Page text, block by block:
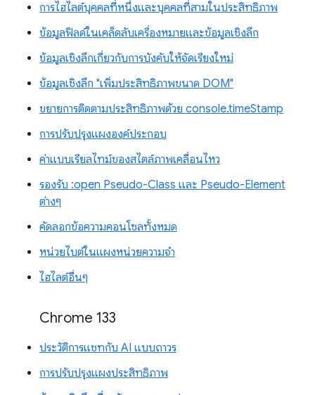
การไฮไลต์บุคคลที่หนึ่งและบุคคลที่สามในประสิทธิภาพ
ข้อมูลฟิลด์ในเคล็ดลับเครื่องหมายและข้อมูลเชิงลึก
ข้อมูลเชิงลึกเกี่ยวกับการบังคับให้จัดเรียงใหม่
ข้อมูลเชิงลึก "เพิ่มประสิทธิภาพขนาด DOM"
ขยายการติดตามประสิทธิภาพด้วย console.timeStamp
การปรับปรุงแผงองค์ประกอบ
ค่าแบบเรียลไทม์ของสไตล์ภาพเคลื่อนไหว
รองรับ :open Pseudo-Class และ Pseudo-Element
ต่างๆ
คัดลอกข้อความคอนโซลทั้งหมด
หน่วยไบต์ในแผงหน่วยความจำ
ไฮไลต์อื่นๆ
Chrome 133
ประวัติการแชทกับ AI แบบถาวร
การปรับปรุงแผงประสิทธิภาพ